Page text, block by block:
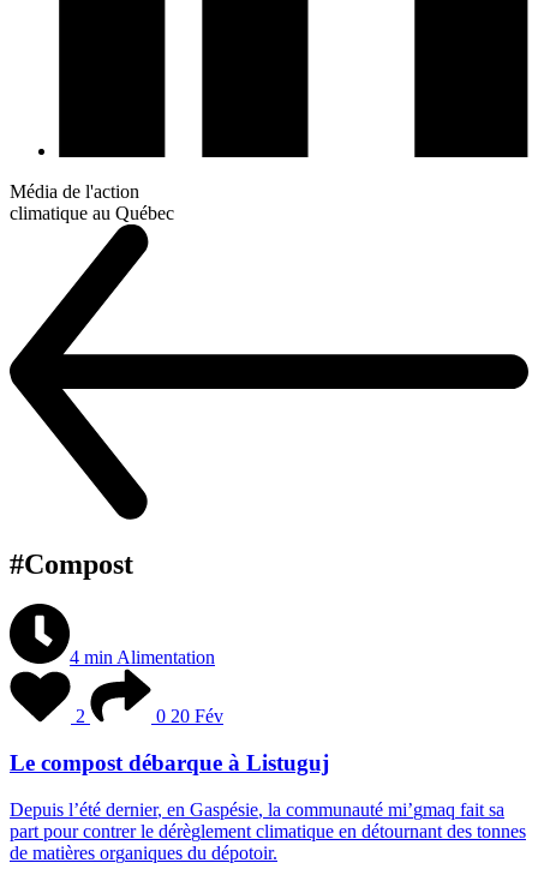
Média de l'action
climatique au Québec
#Compost
4 minAlimentation
2 0 20 Fév
Le compost débarque à Listuguj
Depuis l’été dernier, en Gaspésie, la communauté mi’gmaq fait sa
part pour contrer le dérèglement climatique en détournant des tonnes
de matières organiques du dépotoir.